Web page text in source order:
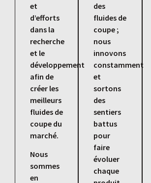
et
d’efforts
dans la
recherche
et le
développement
afin de
créer les
meilleurs
fluides de
coupe du
marché.
Nous
sommes
en
des
fluides de
coupe ;
nous
innovons
constamment
et
sortons
des
sentiers
battus
pour
faire
évoluer
chaque